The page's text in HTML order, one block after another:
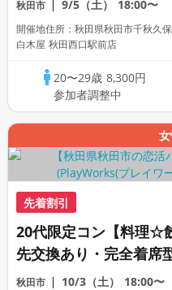
秋田市 9/5（土） 18:00〜
開催地住所：秋田県秋田市千秋久
白木屋 秋田西口駅前店
20〜29歳 8,300円
参加者調整中
先着割引
20代限定コン【料理☆
先交換あり・完全着席
初参加も大歓迎☆
秋田市 10/3（土） 18:00〜